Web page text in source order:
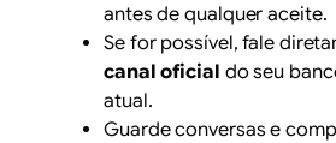
antes de qualquer aceite.
Se for possível, fale
canal oficial do seu
atual.
Guarde conversas e